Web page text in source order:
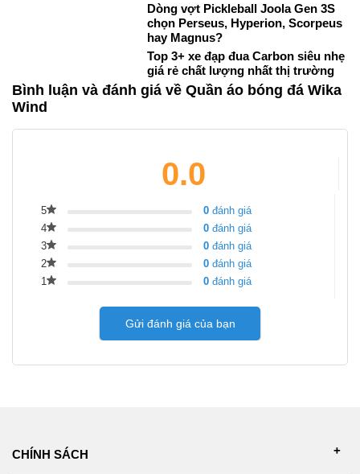
Dòng vợt Pickleball Joola Gen 3S
chọn Perseus, Hyperion, Scorpeus
hay Magnus?
Top 3+ xe đạp đua Carbon siêu nhẹ
giá rẻ chất lượng nhất thị trường
Bình luận và đánh giá về Quần áo bóng đá Wika
Wind
0.0
5 0 đánh giá
4
0 đánh giá
3
0 đánh giá
2
0 đánh giá
1
0 đánh giá
Gửi đánh giá của bạn
CHÍNH SÁCH